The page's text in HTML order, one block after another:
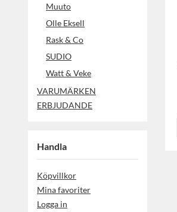
Muuto
Olle Eksell
Rask & Co
SUDIO
Watt & Veke
VARUMÄRKEN
ERBJUDANDE
Handla
Köpvillkor
Mina favoriter
Logga in